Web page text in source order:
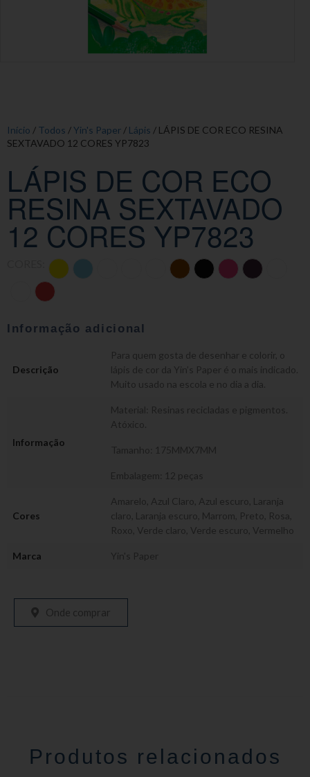
Início / Todos /Yin's Paper / Lápis / LÁPIS DE COR ECO RESINA
SEXTAVADO 12 CORES YP7823
LÁPIS DE COR ECO
RESINA SEXTAVADO
12 CORES YP7823
Informação adicional
Descrição
Para quem gosta de desenhar e colorir, o
lápis de cor da Yin’s Paper é o mais indicado.
Muito usado na escola e no dia a dia.
Informação
Material: Resinas recicladas e pigmentos.
Atóxico.
Tamanho: 175MMX7MM
Embalagem: 12 peças
Cores
Amarelo Azul Claro Azul escuro Laranja
claro Laranja escuro Marrom Preto Rosa
Roxo Verde claro Verde escuro Vermelho
Marca Yin's Paper
Onde comprar
Produtos relacionados